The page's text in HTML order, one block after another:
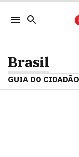
Brasil
GUIA DO CIDADÃO